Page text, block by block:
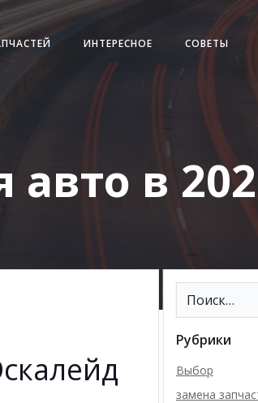
ИНТЕРЕСНОЕ СОВЕТЫ
в
Рубрики
Выбор
замена